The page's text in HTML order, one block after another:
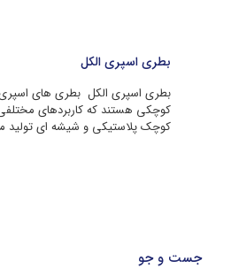
بطری اسپری الکل
بطری اسپری الکل بطری های
کوچکی هستند که کاربردهای
کوچک پلاستیکی و شیشه ای تولید
جست و جو